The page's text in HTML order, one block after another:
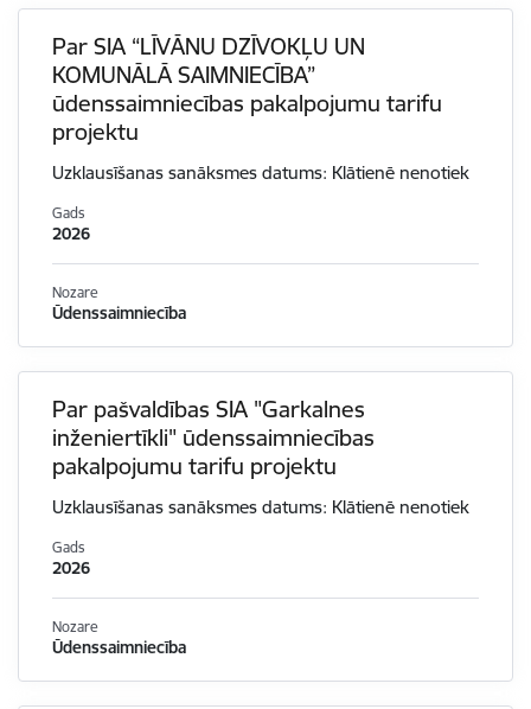
Par SIA “LĪVĀNU DZĪVOKĻU UN
KOMUNĀLĀ SAIMNIECĪBA”
ūdenssaimniecības pakalpojumu tarifu
projektu
Uzklausīšanas sanāksmes datums: Klātienē nenotiek
Gads
2026
Nozare
Ūdenssaimniecība
Par pašvaldības SIA "Garkalnes
inženiertīkli" ūdenssaimniecības
pakalpojumu tarifu projektu
Uzklausīšanas sanāksmes datums: Klātienē nenotiek
Gads
2026
Nozare
Ūdenssaimniecība